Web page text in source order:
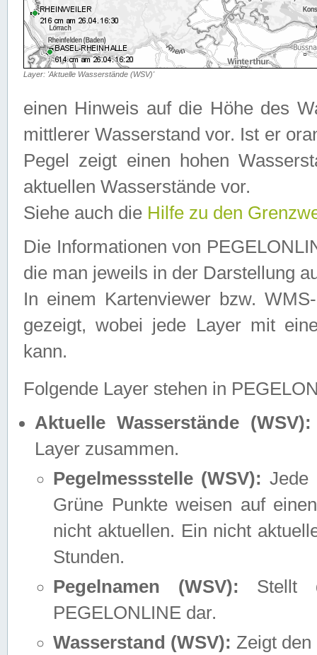
Layer: 'Aktuelle Wasserstände (WSV)'
einen Hinweis auf die Höhe des
mittlerer Wasserstand vor. Ist er
Pegel zeigt einen hohen
aktuellen Wasserstände vor.
Siehe auch die Hilfe zu den
Die Informationen von
die man jeweils in der Darstellung
In einem Kartenviewer bzw.
gezeigt, wobei jede Layer mit
kann.
Folgende Layer stehen in
Aktuelle Wasserstände (WSV):
Layer zusammen.
Pegelmessstelle (WSV): Jede
Grüne Punkte weisen auf
nicht aktuellen. Ein nicht
Stunden.
Pegelnamen (WSV): Stellt
PEGELONLINE dar.
Wasserstand (WSV): Zeigt den